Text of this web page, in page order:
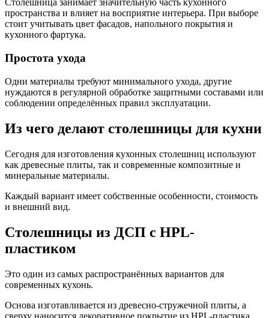
Столешница занимает значительную часть кухонного
пространства и влияет на восприятие интерьера. При выборе
стоит учитывать цвет фасадов, напольного покрытия и
кухонного фартука.
Простота ухода
Одни материалы требуют минимального ухода, другие
нуждаются в регулярной обработке защитными составами или
соблюдении определённых правил эксплуатации.
Из чего делают столешницы для кухни
Сегодня для изготовления кухонных столешниц используют
как древесные плиты, так и современные композитные и
минеральные материалы.
Каждый вариант имеет собственные особенности, стоимость
и внешний вид.
Столешницы из ДСП с HPL-
пластиком
Это один из самых распространённых вариантов для
современных кухонь.
Основа изготавливается из древесно-стружечной плиты, а
сверху наносится декоративное покрытие из HPL-пластика.